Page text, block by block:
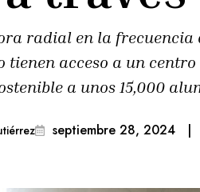
radial en la
acceso a un
a unos 15,000
septiembre 28, 2024 |